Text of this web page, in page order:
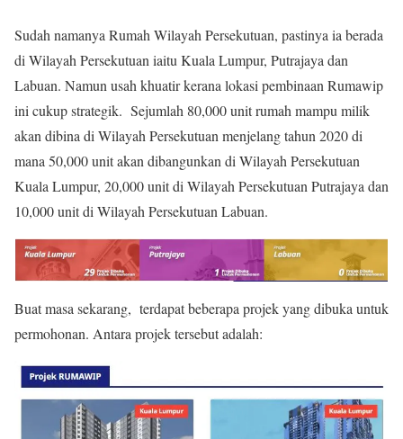
Sudah namanya Rumah Wilayah Persekutuan, pastinya ia berada
di Wilayah Persekutuan iaitu Kuala Lumpur, Putrajaya dan
Labuan. Namun usah khuatir kerana lokasi pembinaan Rumawip
ini cukup strategik. Sejumlah 80,000 unit rumah mampu milik
akan dibina di Wilayah Persekutuan menjelang tahun 2020 di
mana 50,000 unit akan dibangunkan di Wilayah Persekutuan
Kuala Lumpur, 20,000 unit di Wilayah Persekutuan Putrajaya dan
10,000 unit di Wilayah Persekutuan Labuan.
Buat masa sekarang, terdapat beberapa projek yang dibuka untuk
permohonan. Antara projek tersebut adalah: